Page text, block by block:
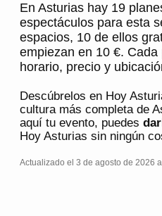
En Asturias hay 19
espectáculos para esta
espacios, 10 de ellos
empiezan en 10 €.
horario, precio y
Descúbrelos en Hoy
cultura más completa de
aquí tu evento, puedes
Hoy Asturias sin ningún
Actualizado el 3 de agosto de 2026